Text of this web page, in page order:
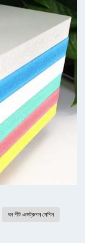
ঘন শীট এক্সট্রুশন মেশিন